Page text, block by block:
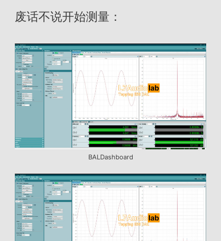
废话不说开始测量：
BALDashboard